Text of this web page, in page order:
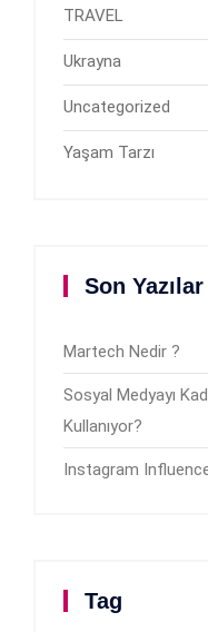
TRAVEL
Ukrayna
Uncategorized
Yaşam Tarzı
Son Yazılar
Martech Nedir ?
Sosyal Medyayı
Kullanıyor?
Instagram
Tag